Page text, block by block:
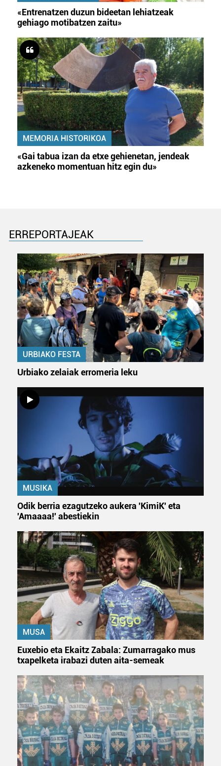
«Entrenatzen duzun bideetan lehiatzeak
gehiago motibatzen zaitu»
MEMORIA HISTORIKOA
«Gai tabua izan da etxe gehienetan, jendeak
azkeneko momentuan hitz egin du»
ERREPORTAJEAK
URBIAKO FESTA
Urbiako zelaiak erromeria leku
MUSIKA
Odik berria ezagutzeko aukera 'KimiK' eta
'Amaaaa!' abestiekin
MUSA
Euxebio eta Ekaitz Zabala: Zumarragako mus
txapelketa irabazi duten aita-semeak